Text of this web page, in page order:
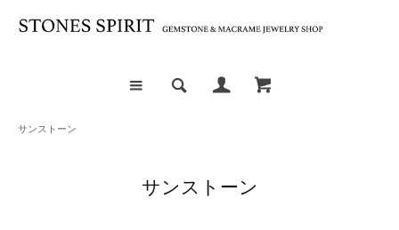
サンストーン
サンストーン